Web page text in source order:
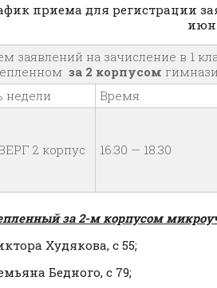
приема для регистрации
заявлений на зачисление в 1
за 2 корпусом
недели
Время
2 корпус 16.30 — 18.30
за 2-м корпусом
Худякова, с 55;
Бедного, с 79;